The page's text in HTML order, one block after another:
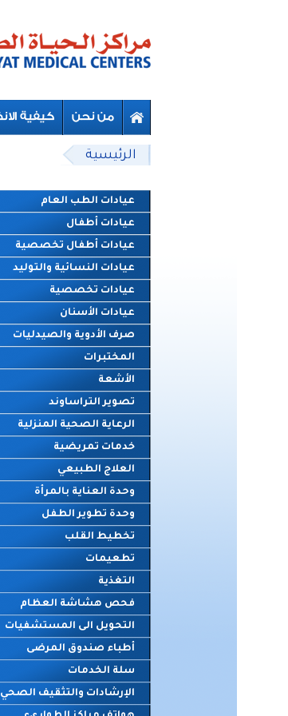
Beyond Designs You are here
الرئيسية
عيادات الطب العام
عيادات أطفال
عيادات أطفال تخصصية
عيادات النسائية والتوليد
عيادات تخصصية
عيادات الأسنان
صرف الأدوية والصيدليات
المختبرات
الأشعة
تصوير التراساوند
الرعاية الصحية المنزلية
خدمات تمريضية
العلاج الطبيعي
وحدة العناية بالمرأة
وحدة تطوير الطفل
تخطيط القلب
تطعيمات
التغذية
فحص هشاشة العظام
التحويل الى المستشفيات
أطباء صندوق المرضى
سلة الخدمات
الإرشادات والتثقيف الصحي